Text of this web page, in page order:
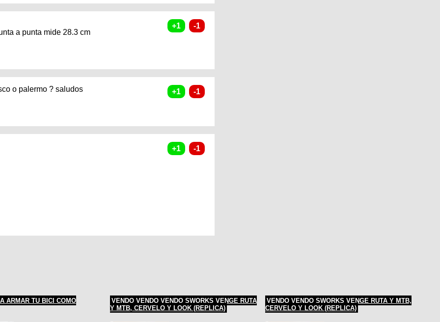
a punta mide 28.3 cm
o palermo ? saludos
ARMAR TU BICI COMO
VENDO VENDO VENDO SWORKS VENGE RUTA
Y MTB, CERVELO Y LOOK (REPLICA)
VENDO VENDO SWORKS VENGE RUTA Y MTB,
CERVELO Y LOOK (REPLICA)